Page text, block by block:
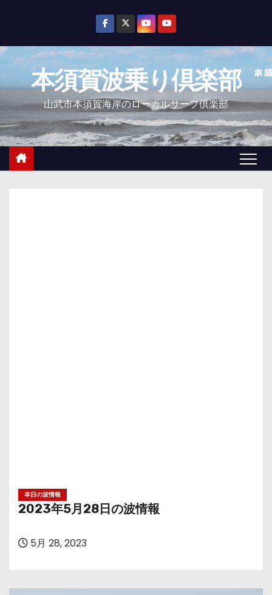
ン
へ
キ
ッ
本須賀波乗り倶楽部
山武市本須賀海岸のローカルサーフ倶楽部
本日の波情報
2023年5月28日の波情報
5月 28, 2023